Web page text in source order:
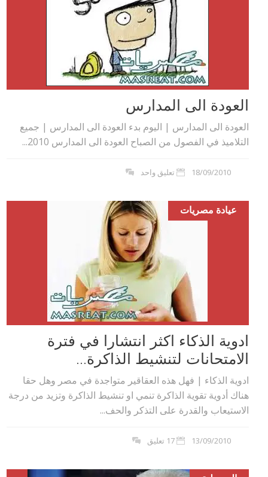
العودة الى المدارس
العودة الى المدارس | اليوم بدء العودة الى المدارس | جميع
التلاميذ في الفصول من الصباح العودة الى المدارس 2010...
18/09/2010 تعليق واحد
عيادة مصريات
ادوية الذكاء اكثر انتشارا في فترة
الامتحانات لتنشيط الذاكرة...
ادوية الذكاء | فهل هذه العقاقير متواجدة في مصر وهل حقا
هناك أدوية تقوية الذاكرة تنمي او تنشيط الذاكرة وتزيد من درجة
الاستيعاب والقدرة على التذكر والحف...
13/09/2010 17 تعليق